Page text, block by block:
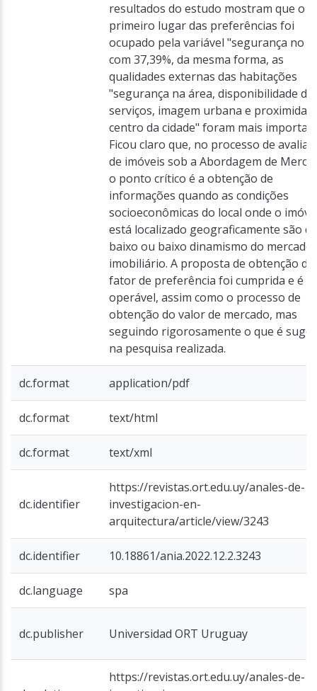
resultados do estudo mostram que o
primeiro lugar das preferências foi
ocupado pela variável "segurança no
com 37,39%, da mesma forma, as
qualidades externas das habitações
"segurança na área, disponibilidade de
serviços, imagem urbana e
centro da cidade" foram mais
Ficou claro que, no processo de
de imóveis sob a Abordagem de
o ponto crítico é a obtenção de
informações quando as condições
socioeconômicas do local onde o
está localizado geograficamente são de
baixo ou baixo dinamismo do mercado
imobiliário. A proposta de obtenção do
fator de preferência foi cumprida e é
operável, assim como o processo de
obtenção do valor de mercado, mas
seguindo rigorosamente o que é
na pesquisa realizada.
dc.format application/pdf
dc.format text/html
dc.format text/xml
dc.identifier
https://revistas.ort.edu.uy/anales-de-
investigacion-en-
arquitectura/article/view/3243
dc.identifier 10.18861/ania.2022.12.2.3243
dc.language spa
dc.publisher Universidad ORT Uruguay
https://revistas.ort.edu.uy/anales-de-